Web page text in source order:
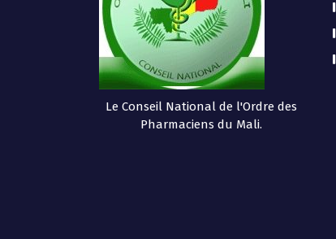
Le Conseil National de l'Ordre des
Pharmaciens du Mali.